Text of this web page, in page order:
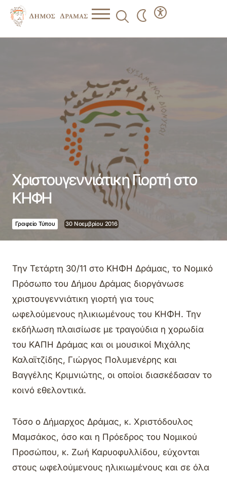
Χριστουγεννιάτικη Γιορτή στο
ΚΗΦΗ
Γραφείο Τύπου 30 Νοεμβρίου 2016
Την Τετάρτη 30/11 στο ΚΗΦΗ Δράμας, το Νομικό
Πρόσωπο του Δήμου Δράμας διοργάνωσε
χριστουγεννιάτικη γιορτή για τους
ωφελούμενους ηλικιωμένους του ΚΗΦΗ. Την
εκδήλωση πλαισίωσε με τραγούδια η χορωδία
του ΚΑΠΗ Δράμας και οι μουσικοί Μιχάλης
Καλαϊτζίδης, Γιώργος Πολυμενέρης και
Βαγγέλης Κριμνιώτης, οι οποίοι διασκέδασαν το
κοινό εθελοντικά.
Τόσο ο Δήμαρχος Δράμας, κ. Χριστόδουλος
Μαμσάκος, όσο και η Πρόεδρος του Νομικού
Προσώπου, κ. Ζωή Καρυοφυλλίδου, εύχονται
στους ωφελούμενους ηλικιωμένους και σε όλα